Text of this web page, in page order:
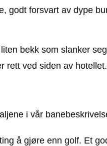
godt forsvart av dype
bekk som slanker
rett ved siden av hotellet.
i vår
å gjøre enn golf. Et